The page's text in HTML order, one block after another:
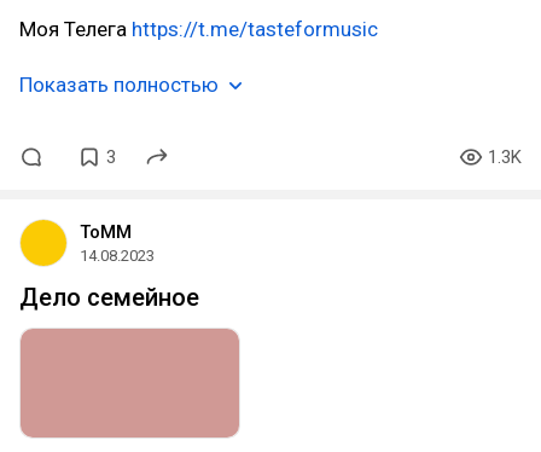
Моя Телега https://t.me/tasteformusic
Показать полностью
3 1.3K
ToMM
14.08.2023
Дело семейное